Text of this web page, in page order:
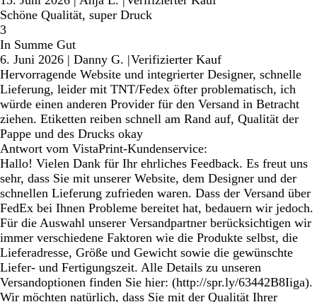
Schöne Qualität, super Druck
3
In Summe Gut
6. Juni 2026 | Danny G. |Verifizierter Kauf
Hervorragende Website und integrierter Designer, schnelle
Lieferung, leider mit TNT/Fedex öfter problematisch, ich
würde einen anderen Provider für den Versand in Betracht
ziehen. Etiketten reiben schnell am Rand auf, Qualität der
Pappe und des Drucks okay
Antwort vom VistaPrint-Kundenservice:
Hallo! Vielen Dank für Ihr ehrliches Feedback. Es freut uns
sehr, dass Sie mit unserer Website, dem Designer und der
schnellen Lieferung zufrieden waren. Dass der Versand über
FedEx bei Ihnen Probleme bereitet hat, bedauern wir jedoch.
Für die Auswahl unserer Versandpartner berücksichtigen wir
immer verschiedene Faktoren wie die Produkte selbst, die
Lieferadresse, Größe und Gewicht sowie die gewünschte
Liefer- und Fertigungszeit. Alle Details zu unseren
Versandoptionen finden Sie hier: (http://spr.ly/63442B8Iiga).
Wir möchten natürlich, dass Sie mit der Qualität Ihrer